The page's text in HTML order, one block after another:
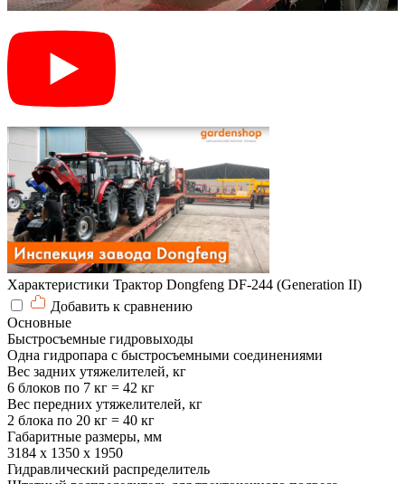
Характеристики Трактор Dongfeng DF-244 (Generation II)
Добавить к сравнению
Основные
Быстросъемные гидровыходы
Одна гидропара с быстросъемными соединениями
Вес задних утяжелителей, кг
6 блоков по 7 кг = 42 кг
Вес передних утяжелителей, кг
2 блока по 20 кг = 40 кг
Габаритные размеры, мм
3184 х 1350 х 1950
Гидравлический распределитель